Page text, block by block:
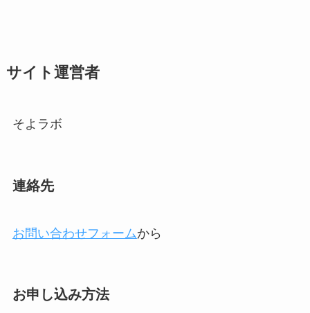
サイト運営者
そよラボ
連絡先
お問い合わせフォームから
お申し込み方法